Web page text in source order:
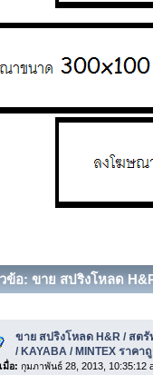
ข้อ: ขาย สปริงโหลด
ขาย สปริงโหลด H&R / สตรั
/ KAYABA / MINTEX ราคา
เมื่อ: กุมภาพันธ์ 28, 2013, 10:35:12